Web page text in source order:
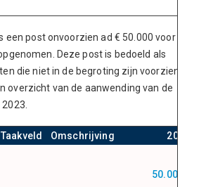
een post onvoorzien ad € 50.000 voor
Deze post is bedoeld als
die niet in de begroting zijn voorzien.
overzicht van de aanwending van de
Taakveld Omschrijving 2023
50.000